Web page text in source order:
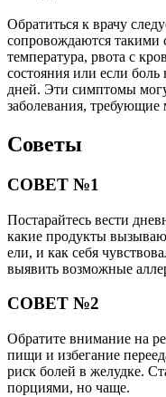
Обратиться к врачу
сопровождаются такими
температура, рвота с
состояния или если боль
дней. Эти симптомы
заболевания, требующие
Советы
СОВЕТ №1
Постарайтесь вести
какие продукты
ели, и как себя
выявить возможные
СОВЕТ №2
Обратите внимание на
пищи и избегание
риск болей в желудке.
порциями, но чаще.